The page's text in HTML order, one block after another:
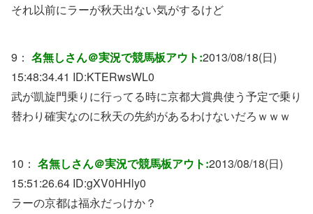
それ以前にラーが秋天出ない気がするけど
9： 名無しさん＠実況で競馬板アウト:2013/08/18(日)
15:48:34.41 ID:KTERwsWL0
武が凱旋門乗りに行ってる時に京都大賞典使う予定で乗り
替わり確実なのに秋天の先約があるわけないだろｗｗｗ
10： 名無しさん＠実況で競馬板アウト:2013/08/18(日)
15:51:26.64 ID:gXV0HHly0
ラーの京都は福永だっけか？